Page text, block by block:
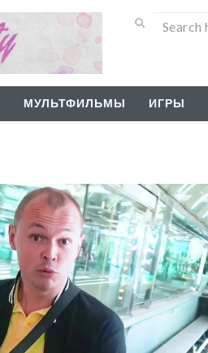
МУЛЬТФИЛЬМЫ ИГРЫ